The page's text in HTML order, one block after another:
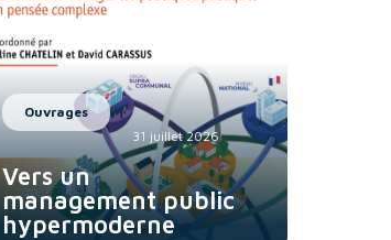
Ouvrages
31 juillet 2026
Vers un
management public
hypermoderne